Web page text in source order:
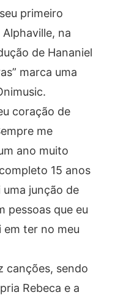
primeiro
na
de Hananiel
marca uma
coração de
me
ano muito
15 anos
junção de
pessoas que eu
em ter no meu
canções, sendo
Rebeca e a